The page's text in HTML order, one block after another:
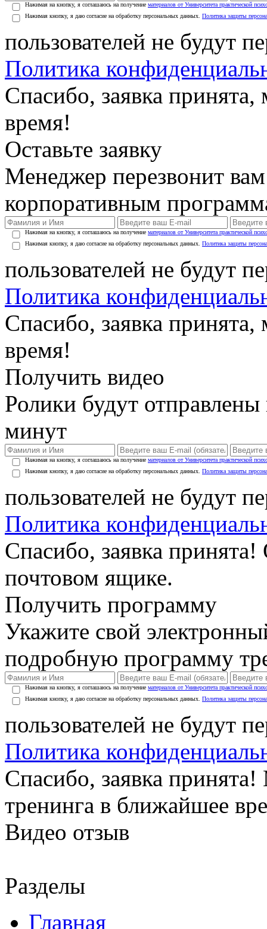
Нажимая на кнопку, я соглашаюсь на получение материалов от Университета практической
Нажимая кнопку, я даю согласие на обработку персональных данных. Политика защиты
пользователей не будут
Политика
Спасибо, заявка
время!
Оставьте заявку
Менеджер перезвонит
корпоративным
Нажимая на кнопку, я соглашаюсь на получение материалов от Университета практической
Нажимая кнопку, я даю согласие на обработку персональных данных. Политика защиты
пользователей не будут
Политика
Спасибо, заявка
время!
Получить видео
Ролики будут
минут
Нажимая на кнопку, я соглашаюсь на получение материалов от Университета практической
Нажимая кнопку, я даю согласие на обработку персональных данных. Политика защиты
пользователей не будут
Политика
Спасибо, заявка
почтовом ящике.
Получить программу
Укажите свой
подробную программу
Нажимая на кнопку, я соглашаюсь на получение материалов от Университета практической
Нажимая кнопку, я даю согласие на обработку персональных данных. Политика защиты
пользователей не будут
Политика
Спасибо, заявка
тренинга в ближайшее
Видео отзыв
Разделы
Главная